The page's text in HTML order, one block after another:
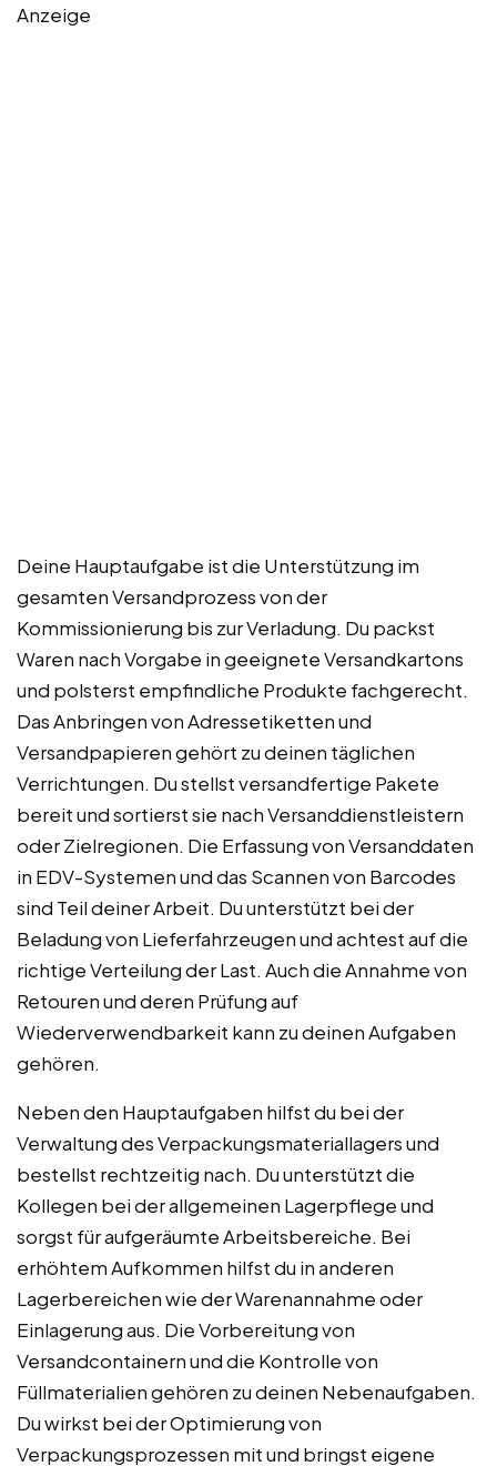
Anzeige
Deine Hauptaufgabe ist die Unterstützung im
gesamten Versandprozess von der
Kommissionierung bis zur Verladung. Du packst
Waren nach Vorgabe in geeignete Versandkartons
und polsterst empfindliche Produkte fachgerecht.
Das Anbringen von Adressetiketten und
Versandpapieren gehört zu deinen täglichen
Verrichtungen. Du stellst versandfertige Pakete
bereit und sortierst sie nach Versanddienstleistern
oder Zielregionen. Die Erfassung von Versanddaten
in EDV-Systemen und das Scannen von Barcodes
sind Teil deiner Arbeit. Du unterstützt bei der
Beladung von Lieferfahrzeugen und achtest auf die
richtige Verteilung der Last. Auch die Annahme von
Retouren und deren Prüfung auf
Wiederverwendbarkeit kann zu deinen Aufgaben
gehören.
Neben den Hauptaufgaben hilfst du bei der
Verwaltung des Verpackungsmateriallagers und
bestellst rechtzeitig nach. Du unterstützt die
Kollegen bei der allgemeinen Lagerpflege und
sorgst für aufgeräumte Arbeitsbereiche. Bei
erhöhtem Aufkommen hilfst du in anderen
Lagerbereichen wie der Warenannahme oder
Einlagerung aus. Die Vorbereitung von
Versandcontainern und die Kontrolle von
Füllmaterialien gehören zu deinen Nebenaufgaben.
Du wirkst bei der Optimierung von
Verpackungsprozessen mit und bringst eigene